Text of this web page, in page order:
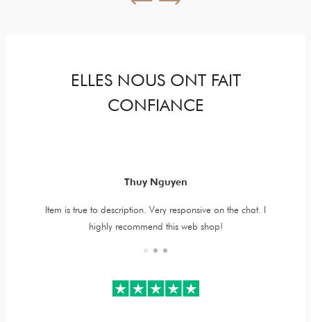
ELLES NOUS ONT FAIT
CONFIANCE
Thuy Nguyen
Item is true to description. Very responsive on the chat. I
highly recommend this web shop!